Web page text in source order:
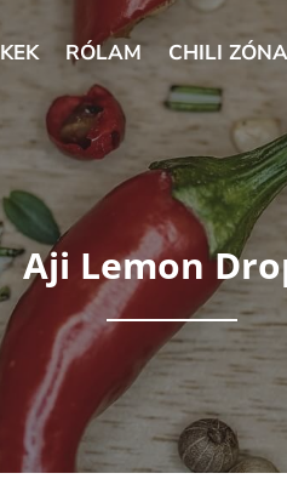
RÓLAM CHILI ZÓNA
Aji Lemon